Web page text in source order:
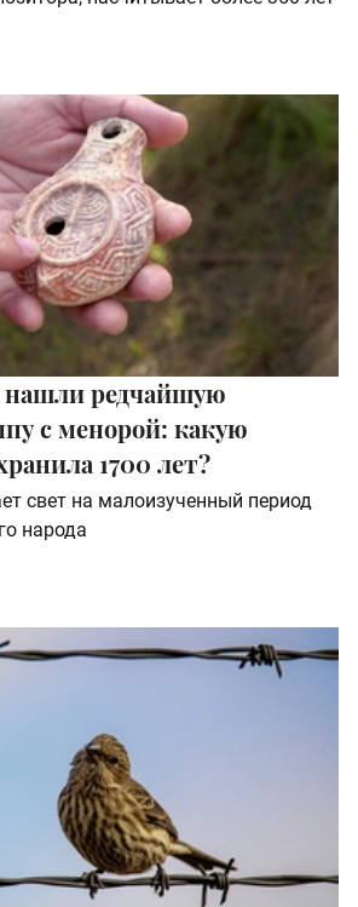
нашли редчайшую
с менорой: какую
1700 лет?
свет на малоизученный период
народа